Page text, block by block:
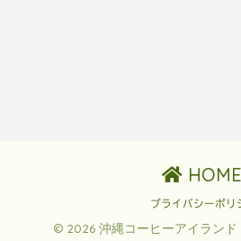
HOME
プライバシーポリ
© 2026 沖縄コーヒーアイランド